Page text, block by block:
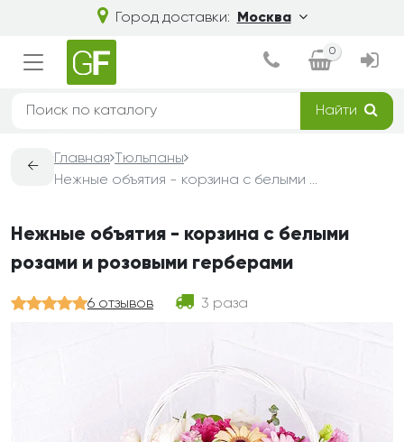
Город доставки: Москва
0
Найти
←
Главная
Тюльпаны
Нежные объятия - корзина с белыми розами и розовыми герберами
Нежные объятия - корзина с белыми
розами и розовыми герберами
6 отзывов 3 раза